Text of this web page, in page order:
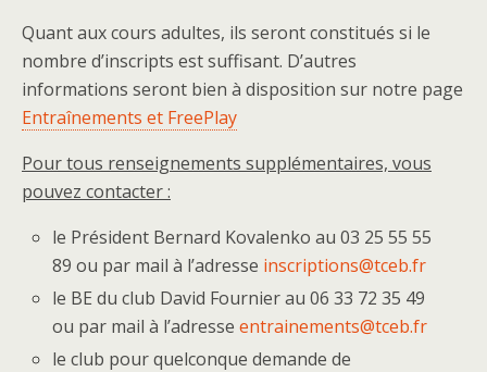
Quant aux cours adultes, ils seront constitués si le
nombre d’inscripts est suffisant. D’autres
informations seront bien à disposition sur notre page
Entraînements et FreePlay
Pour tous renseignements supplémentaires, vous
pouvez contacter :
le Président Bernard Kovalenko au 03 25 55 55
89 ou par mail à l’adresse inscriptions@tceb.fr
le BE du club David Fournier au 06 33 72 35 49
ou par mail à l’adresseentrainements@tceb.fr
le club pour quelconque demande de